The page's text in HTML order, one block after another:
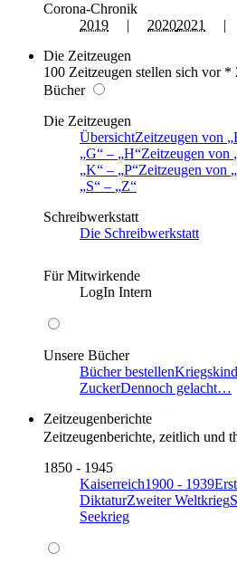
Corona-Chronik
2019 | 20202021 |
Die Zeitzeugen
100 Zeitzeugen stellen sich vor *
Bücher
Die Zeitzeugen
ÜbersichtZeitzeugen von
G
– H Zeitzeugen von
K
– P Zeitzeugen von
S
–
Z
Schreibwerkstatt
Die Schreibwerkstatt
Für Mitwirkende
LogIn Intern
Unsere Bücher
Bücher bestellen
ZuckerDennoch gelacht…
Zeitzeugenberichte
Zeitzeugenberichte, zeitlich und
1850 - 1945
Kaiserreich1900 - 1939
DiktaturZweiter Weltkrieg
Seekrieg